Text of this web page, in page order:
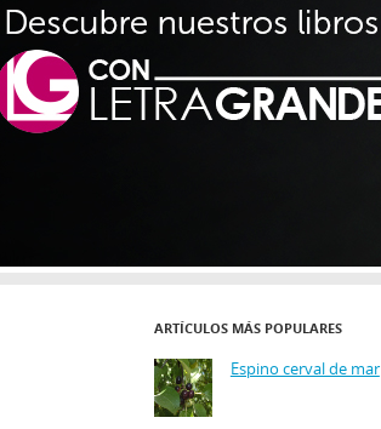
ARTÍCULOS MÁS POPULARES
Espino cerval de mar